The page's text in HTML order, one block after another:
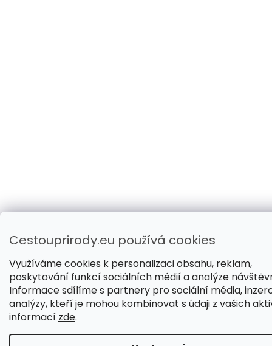
Cestouprirody.eu používá cookies
Využíváme cookies k personalizaci obsahu, reklam,
poskytování funkcí sociálních médií a analýze
Informace sdílíme s partnery pro sociální média,
analýzy, kteří je mohou kombinovat s údaji z vašich
informací zde.